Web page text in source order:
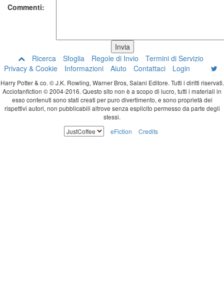
Commenti:
Ricerca Sfoglia Regole di Invio
Termini di Servizio
Privacy & Cookie
Informazioni Aiuto Contattaci Login
Harry Potter & co. © J.K. Rowling, Warner Bros, Salani Editore. Tutti i diritti riservati.
Acciofanfiction © 2004-2016. Questo sito non è a scopo di lucro, tutti i materiali in
esso contenuti sono stati creati per puro divertimento, e sono proprietà dei
rispettivi autori, non pubblicabili altrove senza esplicito permesso da parte degli
stessi.
eFiction
Credits